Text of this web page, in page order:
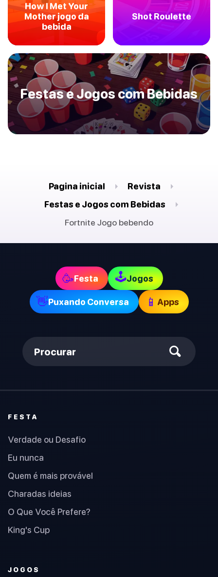
How I Met Your
Mother jogo da
bebida
Shot Roulette
Festas e Jogos com Bebidas
Pagina inicial
Revista
Festas e Jogos com Bebidas
Fortnite Jogo bebendo
🥳Festa 🕹Jogos
👋Puxando Conversa 📱 Apps
Procurar
FESTA
Verdade ou Desafio
Eu nunca
Quem é mais provável
Charadas ideias
O Que Você Prefere?
King's Cup
JOGOS